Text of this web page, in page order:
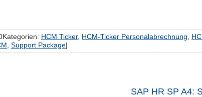
Kategorien: HCM Ticker, HCM-Ticker Personalabrechnung
Support Package|
SAP HR SP A4: